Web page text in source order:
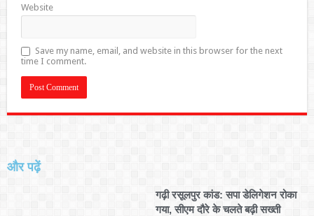
Website
Save my name, email, and website in this browser for the next
time I comment.
और पढ़ें
गढ़ी रसूलपुर कांड: सपा डेलिगेशन रोका
गया, सीएम दौरे के चलते बढ़ी सख्ती